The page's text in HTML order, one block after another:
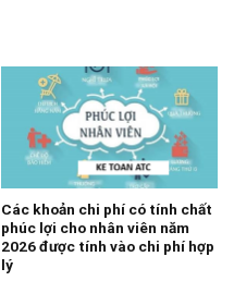
Các khoản chi phí có tính chất
phúc lợi cho nhân viên năm
2026 được tính vào chi phí hợp
lý